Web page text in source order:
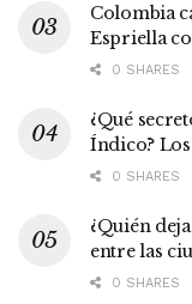
Colombia
Espriella
0 SHARES
¿Qué
Índico?
0 SHARES
¿Quién
entre las
0 SHARES